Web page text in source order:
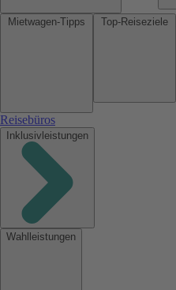
Reisebüros
Inklusivleistungen
Wahlleistungen